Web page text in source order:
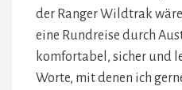
der Ranger Wildtrak
eine Rundreise durch
komfortabel, sicher und
Worte, mit denen ich